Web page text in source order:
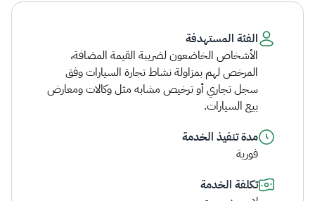
الفئة المستهدفة
الأشخاص الخاضعون لضريبة القيمة المضافة،
المرخص لهم بمزاولة نشاط تجارة السيارات وفق
سجل تجاري أو ترخيص مشابه مثل وكالات ومعارض
بيع السيارات.
مدة تنفيذ الخدمة
فورية
تكلفة الخدمة